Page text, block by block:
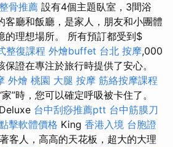
骨推薦 設有4個主題臥室，3間浴
客廳和飯廳，是家人，朋友和小團體
的理想場所。 所有預訂都受到$
整復課程 外燴buffet 台北 按摩,000
證在專注於旅行時提供了安心。
外燴 桃園 大腿 按摩 筋絡按摩課程
”時，您可以確定呼吸被卡住了。
台中刮痧推薦ptt 台中筋膜刀
擊軟體價格 King 香港入境 台胞證
客人，高高的天花板，超大的大理